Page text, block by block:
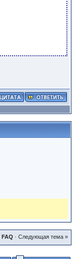
FAQ · Следующая тема »